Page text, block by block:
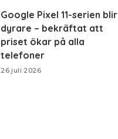
Google Pixel 11-serien blir
dyrare – bekräftat att
priset ökar på alla
telefoner
26 juli 2026